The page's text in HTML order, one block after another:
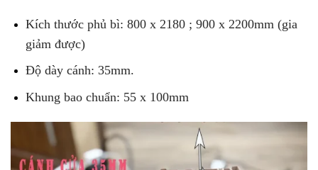
Kích thước phủ bì: 800 x 2180 ; 900 x 2200mm (gia
giảm được)
Độ dày cánh: 35mm.
Khung bao chuẩn: 55 x 100mm